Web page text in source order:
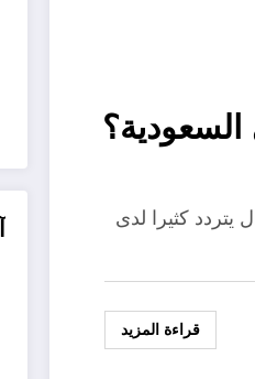
كثيرا لدى
قراءة المزيد